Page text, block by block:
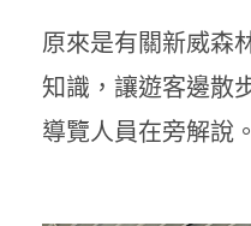
原來是有關新威森
知識，讓遊客邊散
導覽人員在旁解說。